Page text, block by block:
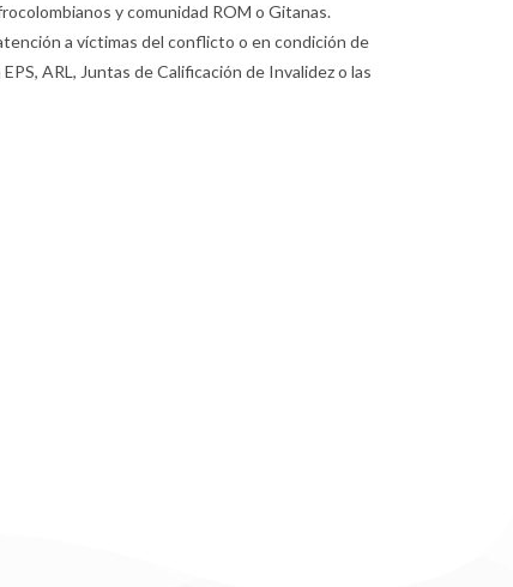
y comunidad ROM o Gitanas.
a víctimas del conflicto o en condición de
ARL, Juntas de Calificación de Invalidez o las